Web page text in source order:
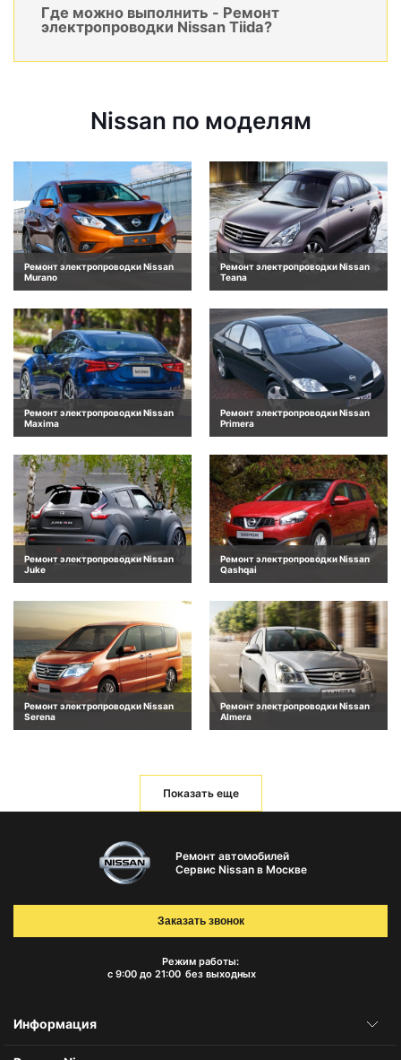
Где можно выполнить - Ремонт
электропроводки Nissan Tiida?
Nissan по моделям
Ремонт электропроводки Nissan
Murano
Ремонт электропроводки Nissan
Teana
Ремонт электропроводки Nissan
Maxima
Ремонт электропроводки Nissan
Primera
Ремонт электропроводки Nissan
Juke
Ремонт электропроводки Nissan
Qashqai
Ремонт электропроводки Nissan
Serena
Ремонт электропроводки Nissan
Almera
Показать еще
Ремонт автомобилей
Сервис Nissan в Москве
Режим работы:
с 9:00 до 21:00 без выходных
Заказать звонок
Информация